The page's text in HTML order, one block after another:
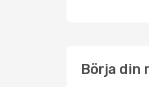
Börja din